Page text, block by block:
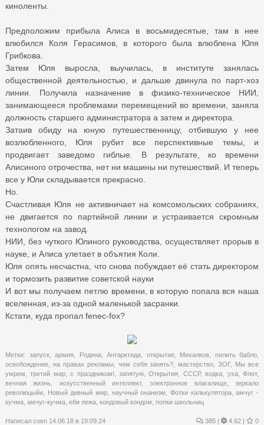
киноленты.
Предположим прибыла Алиса в восьмидесятые, там в нее
влюбился Коля Герасимов, в которого была влюблена Юля
Грибкова.
Затем Юля выросла, выучилась, в институте занялась
общественной деятельностью, и дальше двинула по парт-хоз
линии. Получила назначение в физико-техническое НИИ,
занимающееся проблемами перемещений во времени, заняла
должность старшего администратора а затем и директора.
Затаив обиду на юную путешественницу, отбившую у нее
возлюбленного, Юля рубит все перспективные темы, и
продвигает заведомо гиблые. В результате, ко времени
Алисиного отрочества, нет ни машины ни путешествий. И теперь
все у Юли складывается прекрасно.
Но.
Счастливая Юля не активничает на комсомольских собраниях,
не двигается по партийной линии и устраивается скромным
технологом на завод.
НИИ, без чуткого Юлиного руководства, осуществляет прорыв в
науке, и Алиса улетает в объятия Коли.
Юля опять несчастна, что снова побуждает её стать директором
и тормозить развитие советской науки
И вот мы получаем петлю времени, в которую попала вся наша
вселенная, из-за одной маленькой засранки.
Кстати, куда пропал fenec-fox?
Метки: запуск, армия Родина, Антарктида открытие, Михалков пилить бабло
освобождение
на правах рекламы чем себя занять? ,мастерство ,ЗОГ, Мы все
умрем ,третий мир,с праздником! ,запятую ,Открытия СССР,водка уха,Флот,
вечная жизнь
искусственный интеллект,электронное влагалище,зеркало
революцыйи
Новый дивный мир научный онанизм ,Фотки калькулятора,амчуг -
кучма амчуг-кучма еби лежа кондовый кондом попки школьниц
Написал coen 14.06.18 в 19:09:24 385 | 4.62 | 0